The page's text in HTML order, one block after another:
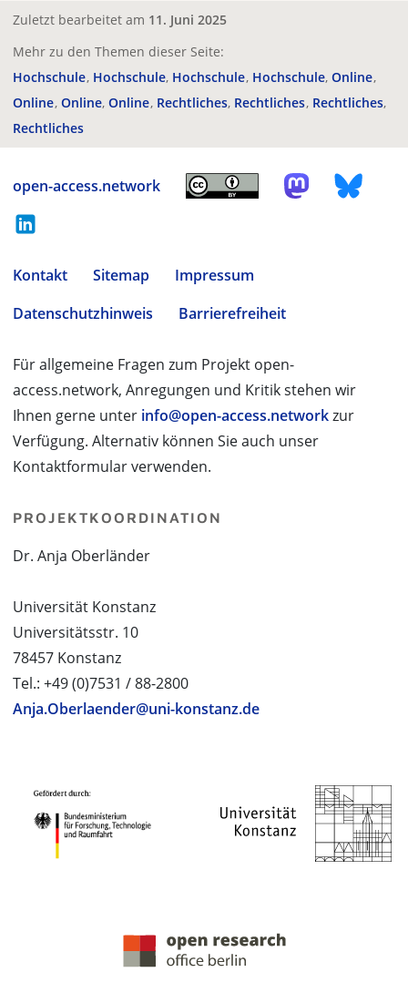
Zuletzt bearbeitet am 11. Juni 2025
Mehr zu den Themen dieser Seite:
Hochschule Hochschule Hochschule Hochschule Online
Online Online Online Rechtliches Rechtliches Rechtliches
Rechtliches
open-access.network
Kontakt Sitemap
Impressum
Datenschutzhinweis
Barrierefreiheit
Für allgemeine Fragen zum Projekt open-
access.network, Anregungen und Kritik stehen wir
Ihnen gerne unter info@open-access.networkzur
Verfügung. Alternativ können Sie auch unser
Kontaktformular verwenden.
PROJEKTKOORDINATION
Dr. Anja Oberländer
Universität Konstanz
Universitätsstr. 10
78457 Konstanz
Tel.: +49 (0)7531 / 88-2800
Anja.Oberlaender@uni-konstanz.de